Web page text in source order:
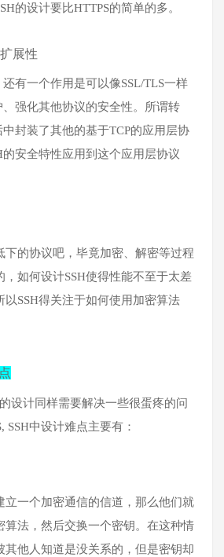
的设计要比HTTPS的简单的多。
展性
有一个作用是可以像SSL/TLS一样
强化其他协议的安全性。所谓转
封装了其他的基于TCP的应用层协
的安全特性应用到这个应用层协议
下的协议吧，毕竟加密、解密等过程
如何设计SSH使得性能不至于太差
以SSH得关注于如何使用加密算法
设计同样需要解决一些很蛋疼的问
SSH中设计难点主要有：
立一个加密通信的信道，那么他们就
算法，然后交换一个密钥。在这种情
其他人知道是没关系的，但是密钥却